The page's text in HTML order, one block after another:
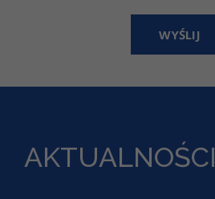
WYŚLIJ
AKTUALNOŚCI